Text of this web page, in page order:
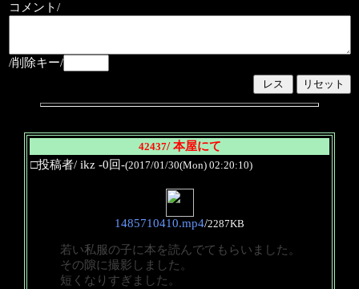
コメント/
/削除キー/
42437/ 本屋にて
□投稿者/ ikz -0回-(2017/01/30(Mon) 02:20:10)
1485710410.mp4/2287KB
若い私服の子に本を読んでてもらいました。
その隙に撮影しました。
短くなりすぎました。